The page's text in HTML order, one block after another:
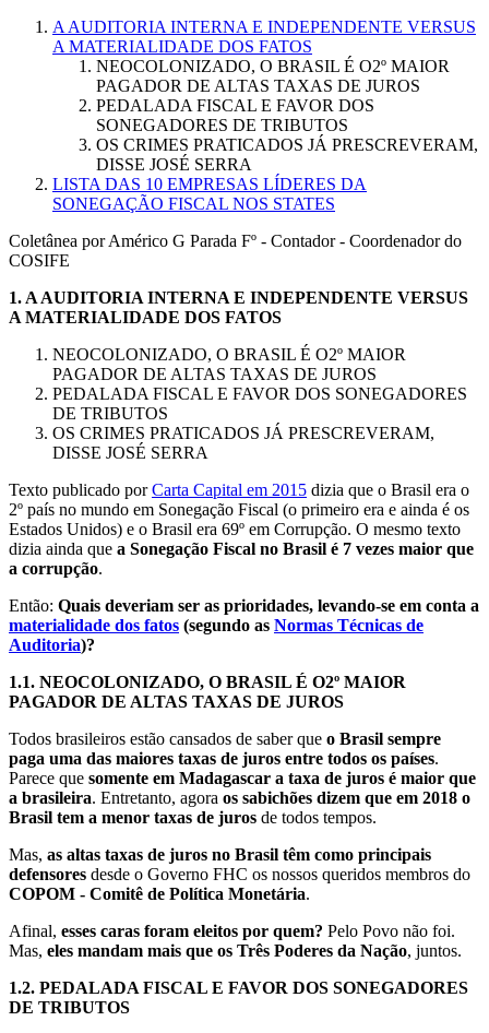
A AUDITORIA INTERNA E INDEPENDENTE VERSUS
A MATERIALIDADE DOS FATOS
NEOCOLONIZADO, O BRASIL É O2º MAIOR
PAGADOR DE ALTAS TAXAS DE JUROS
PEDALADA FISCAL E FAVOR DOS
SONEGADORES DE TRIBUTOS
OS CRIMES PRATICADOS JÁ PRESCREVERAM,
DISSE JOSÉ SERRA
LISTA DAS 10 EMPRESAS LÍDERES DA
SONEGAÇÃO FISCAL NOS STATES
Coletânea por Américo G Parada Fº - Contador - Coordenador do
COSIFE
1. A AUDITORIA INTERNA E INDEPENDENTE VERSUS
A MATERIALIDADE DOS FATOS
NEOCOLONIZADO, O BRASIL É O2º MAIOR
PAGADOR DE ALTAS TAXAS DE JUROS
PEDALADA FISCAL E FAVOR DOS SONEGADORES
DE TRIBUTOS
OS CRIMES PRATICADOS JÁ PRESCREVERAM,
DISSE JOSÉ SERRA
Texto publicado porCarta Capital em 2015 dizia que o Brasil era o
2º país no mundo em Sonegação Fiscal (o primeiro era e ainda é os
Estados Unidos) e o Brasil era 69º em Corrupção. O mesmo texto
dizia ainda que a Sonegação Fiscal no Brasil é 7 vezes maior que
a corrupção.
Então: Quais deveriam ser as prioridades, levando-se em conta a
materialidade dos fatos (segundo as Normas Técnicas de
Auditoria)?
1.1. NEOCOLONIZADO, O BRASIL É O2º MAIOR
PAGADOR DE ALTAS TAXAS DE JUROS
Todos brasileiros estão cansados de saber que o Brasil sempre
paga uma das maiores taxas de juros entre todos os países.
Parece que somente em Madagascar a taxa de juros é maior que
a brasileira. Entretanto, agora os sabichões dizem que em 2018 o
Brasil tem a menor taxas de juros de todos tempos.
Mas, as altas taxas de juros no Brasil têm como principais
defensores desde o Governo FHC os nossos queridos membros do
COPOM - Comitê de Política Monetária.
Afinal, esses caras foram eleitos por quem? Pelo Povo não foi.
Mas, eles mandam mais que os Três Poderes da Nação, juntos.
1.2. PEDALADA FISCAL E FAVOR DOS SONEGADORES
DE TRIBUTOS